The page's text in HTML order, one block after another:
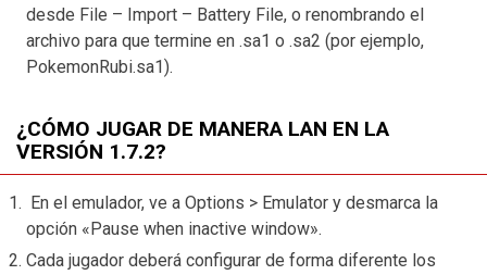
desde File – Import – Battery File, o renombrando el
archivo para que termine en .sa1 o .sa2 (por ejemplo,
PokemonRubi.sa1).
¿CÓMO JUGAR DE MANERA LAN EN LA
VERSIÓN 1.7.2?
En el emulador, ve a Options > Emulator y desmarca la
opción «Pause when inactive window».
Cada jugador deberá configurar de forma diferente los